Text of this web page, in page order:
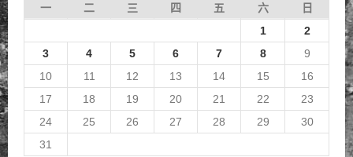
一
二 三 四 五 六
日
1
2
3
4 5 6 7 8
9
10
11 12 13 14 15
16
17
18 19 20 21 22
23
24
25 26 27 28 29
30
31